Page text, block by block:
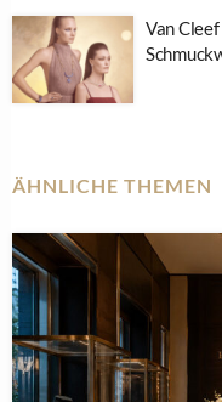
Van
ÄHNLICHE THEMEN